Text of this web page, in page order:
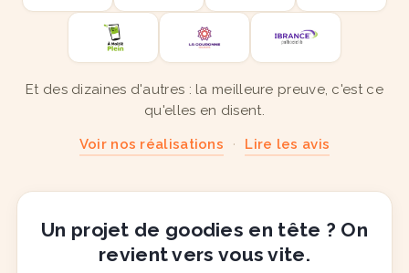
Et des dizaines d'autres : la meilleure preuve, c'est ce
qu'elles en disent.
Voir nos réalisations · Lire les avis
Un projet de goodies en tête ? On
revient vers vous vite.